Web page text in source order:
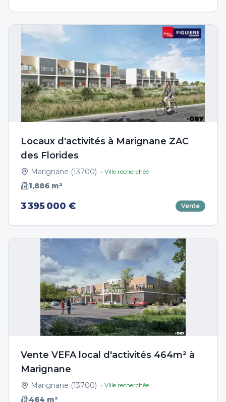
Locaux d'activités à Marignane ZAC
des Florides
Marignane (13700) • Ville recherchée
1,886 m²
3 395 000 € Vente
Vente VEFA local d'activités 464m² à
Marignane
Marignane (13700) • Ville recherchée
464 m²